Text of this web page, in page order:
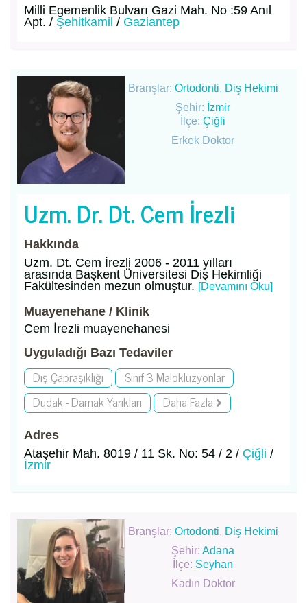
Milli Egemenlik Bulvarı Gazi Mah. No :59 Anıl
Apt. / Şehitkamil / Gaziantep
Branşlar: Ortodonti, Diş Hekimi
Şehir: İzmir
İlçe:Çiğli
Erkek Doktor
Uzm. Dr. Dt. Cem İrezli
Hakkında
Uzm. Dt. Cem İrezli 2006 - 2011 yılları
arasında Başkent Üniversitesi Diş Hekimliği
Fakültesinden mezun olmuştur. [Devamını Oku]
Muayenehane / Klinik
Cem İrezli muayenehanesi
Uyguladığı Bazı Tedaviler
Diş Çapraşıklığı
Sınıf 3 Malokluzyonlar
Dudak - Damak Yarıkları
Daha Fazla
Adres
Ataşehir Mah. 8019 / 11 Sk. No: 54 / 2 / Çiğli /
İzmir
Branşlar: Ortodonti, Diş Hekimi
Şehir:Adana
İlçe: Seyhan
Kadın Doktor